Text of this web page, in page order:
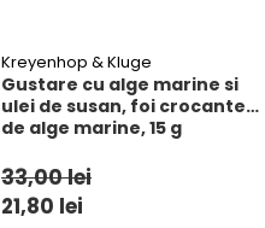
Kreyenhop & Kluge
Gustare cu alge marine si
ulei de susan, foi crocante
de alge marine, 15 g
33,00 lei
21,80 lei